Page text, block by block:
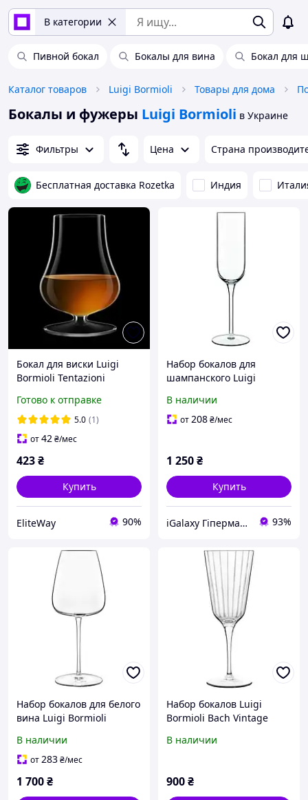
В категории
Пивной бокал Бокалы для вина Бокал для
Каталог товаров Luigi Bormioli Товары для дома
Бокалы и фужеры Luigi Bormioli в Украине
Фильтры Цена Страна
Бесплатная доставка Rozetka Индия
Бокал для виски Luigi
Bormioli Tentazioni
pelican
Готово к отправке
5.0 (1)
от42₴/мес
423₴
Купить
EliteWay 90%
Набор бокалов для
шампанского Luigi
4шт. 11559/01
В наличии
от208₴/мес
1 250₴
Купить
iGalaxy Гіпермаркет подарунків 93%
Набор бокалов для белого
вина Luigi Bormioli
12733/02
В наличии
от283₴/мес
1 700₴
Набор бокалов Luigi
Bormioli Bach Vintage
12992/02
В наличии
900₴